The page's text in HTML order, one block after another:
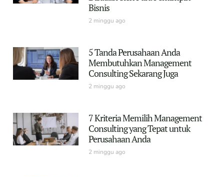
Bisnis
2 minggu ago
5 Tanda Perusahaan Anda
Membutuhkan Management
Consulting Sekarang Juga
2 minggu ago
7 Kriteria Memilih Management
Consulting yang Tepat untuk
Perusahaan Anda
2 minggu ago